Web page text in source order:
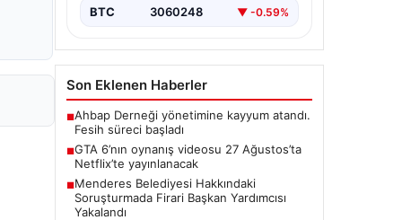
BTC 3060248 ▼ -0.59%
Son Eklenen Haberler
■Ahbap Derneği yönetimine kayyum atandı.
Fesih süreci başladı
■GTA 6’nın oynanış videosu 27 Ağustos’ta
Netflix’te yayınlanacak
■Menderes Belediyesi Hakkındaki
Soruşturmada Firari Başkan Yardımcısı
Yakalandı